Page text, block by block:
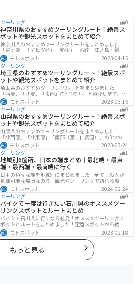
ツーリング 0
神奈川県のおすすめツーリングルート！絶景ス
ポットや観光スポットをまとめて紹介
神奈川県のおすすめツーリングルートをまとめました！
「宮ヶ瀬」「ヤビツ峠」「箱根」「湘南・江ノ島・鎌
倉」「三浦」「みなとみらい」の6つのルート紹介しま
す。自然豊かなスポット、歴史ある観光名所、都市部で
楽しめるツーリングスポットまで多数あります。バイク
で神奈川県にツーリングに行く際は参考にしてくださ
い。
モトスポット
2023-04-15
ツーリング
0
埼玉県のおすすめツーリングルート！絶景スポ
ットや観光スポットをまとめて紹介
埼玉県のおすすめツーリングルートをまとめました！
「西部」「北部」「南部」の3つのルート紹介します。自
然豊かな西側と街中の東側で違った楽しみ方ができま
す。バイクで埼玉県にツーリングに行く際は参考にして
ください。
モトスポット
2023-03-16
ツーリング
0
山梨県のおすすめツーリングルート！絶景スポ
ットや観光スポットをまとめて紹介
山梨県のおすすめツーリングルートをまとめました！
「北西部」「北東部」「南部（富士山周辺）」の3つのル
ート紹介します。富士山を中心に自然豊かな景色や食事
を楽しめるスポットが多数あります。バイクで山梨県に
ツーリングに行く際は参考にしてください。
モトスポット
2023-03-24
ツーリング
1
地域別6箇所、日本の端まとめ｜最北端・最東
端・最西端・最南端に行く
日本の色々な端を地域別にまとめました！全て一般人が
到達可能な場所なので、観光やツーリングで訪れる際の
参考にしてください。
モトスポット
2024-02-24
ツーリング
0
バイクで一度は行きたい石川県のオススメツー
リングスポットとルートまとめ
バイクで石川県に行くなら必見！オススメツーリングス
ポットとルートをまとめました！定番スポットから絶景
スポット、温泉、海、グルメなど様々なジャンルで楽し
めます。バイクで石川ツーリングに行こうと思っている
人は、参考にしてください。
モトスポット 2023-02-18
もっと見る